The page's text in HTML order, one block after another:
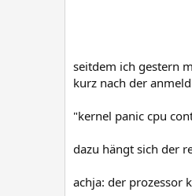
seitdem ich gestern
kurz nach der
"kernel panic cpu
dazu hängt sich der
achja: der prozessor